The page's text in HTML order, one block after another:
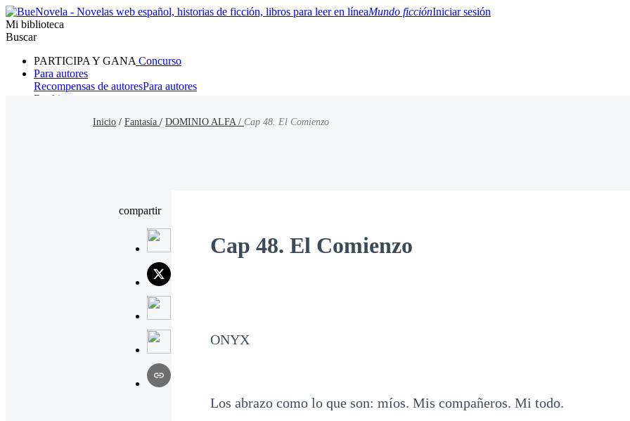
Mundo ficciónIniciar sesión
Mi biblioteca
Buscar
PARTICIPA Y GANA Concurso
Para autores
Recompensas de autoresPara autores
Ranking
Inicio / Fantasía / DOMINIO ALFA / Cap 48. El Comienzo
compartir
Cap 48. El Comienzo
ONYX
Los abrazo como lo que son: míos. Mis compañeros. Mi todo.